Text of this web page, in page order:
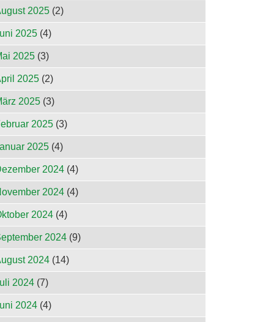
2025 (2)
2025 (4)
2025 (3)
2025 (2)
2025 (3)
2025 (3)
2025 (4)
2024 (4)
2024 (4)
2024 (4)
2024 (9)
2024 (14)
2024 (7)
2024 (4)